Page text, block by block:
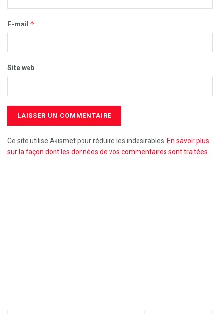
E-mail *
Site web
Ce site utilise Akismet pour réduire les indésirables. En savoir plus
sur la façon dont les données de vos commentaires sont traitées.